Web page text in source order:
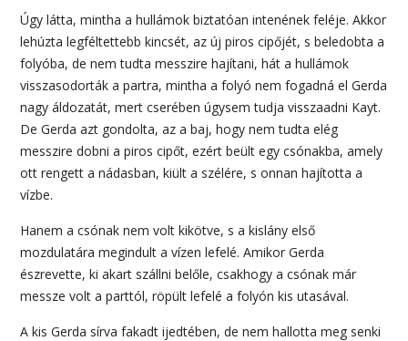
Úgy látta, mintha a hullámok biztatóan intenének feléje. Akkor
lehúzta legféltettebb kincsét, az új piros cipőjét, s beledobta a
folyóba, de nem tudta messzire hajítani, hát a hullámok
visszasodorták a partra, mintha a folyó nem fogadná el Gerda
nagy áldozatát, mert cserében úgysem tudja visszaadni Kayt.
De Gerda azt gondolta, az a baj, hogy nem tudta elég
messzire dobni a piros cipőt, ezért beült egy csónakba, amely
ott rengett a nádasban, kiült a szélére, s onnan hajította a
vízbe.
Hanem a csónak nem volt kikötve, s a kislány első
mozdulatára megindult a vízen lefelé. Amikor Gerda
észrevette, ki akart szállni belőle, csakhogy a csónak már
messze volt a parttól, röpült lefelé a folyón kis utasával.
A kis Gerda sírva fakadt ijedtében, de nem hallotta meg senki